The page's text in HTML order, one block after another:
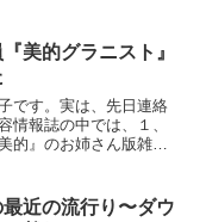
なのかもしれません
てくるとその後...
美的グラニスト』
です。実は、先日連絡
情報誌の中では、１、
的』のお姉さん版雑誌
言うとみんなには読者
近の流行り〜ダウ